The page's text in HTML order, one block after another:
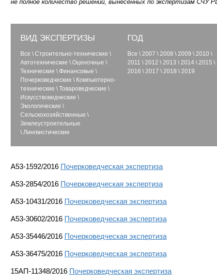
не полное количество решений, вынесенных по экспертизам СЧУ
ВИД ЭКСПЕРТИЗЫ
Все \ Строительно-технические \
Автотехнические \ Оценочные \
Технические \ Финансовые \
Почерковедческие \ Компьютерно-
технические \ Товароведческие \
Искусствоведческие \
Экологические \
Сельскохозяйственные \
Землеустроительные
\ Лингвистические
ГОД
Все \ 2007 \ 2008 \ 2009 \ 2010 \
2011 \ 2012 \ 2013 \ 2014 \ 2015 \
2016 \ 2017 \ 2018 \ 2019
A53-1592/2016 Почерковедческая экспертиза
А53-2854/2016 Почерковедческая экспертиза
А53-10431/2016 Почерковедческая экспертиза
A53-30602/2016 Почерковедческая экспертиза
A53-35446/2016 Почерковедческая экспертиза
A53-36475/2016 Почерковедческая экспертиза
15АП-11348/2016 Почерковедческая экспертиза